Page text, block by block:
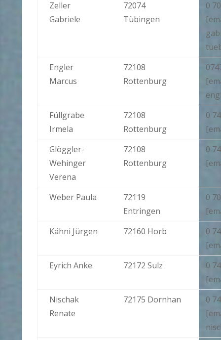
Zeller
Gabriele
72074
Tübingen
0
Engler
Marcus
72108
Rottenburg
Füllgrabe
Irmela
72108
Rottenburg
0
Glöggler-
Wehinger
Verena
72108
Rottenburg
0
Weber Paula
72119
Entringen
0
Kähni Jürgen
72160 Horb
0
Eyrich Anke
72172 Sulz
0
Nischak
Renate
72175 Dornhan
0